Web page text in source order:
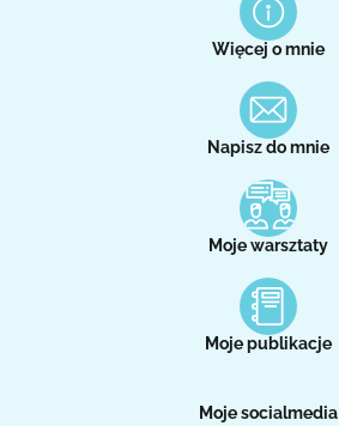
Więcej o mnie
Napisz do mnie
Moje warsztaty
Moje publikacje
Moje socialmedia